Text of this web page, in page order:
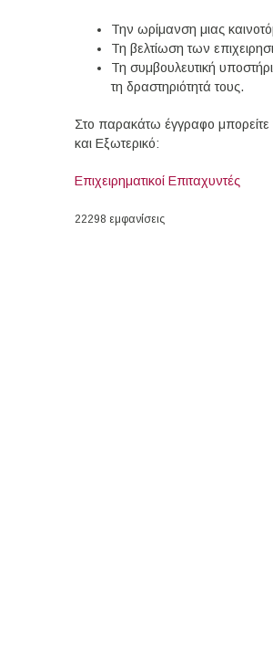
Την ωρίμανση μιας
Τη βελτίωση των
Τη συμβουλευτική
τη δραστηριότητά τους.
Στο παρακάτω έγγραφο μπορείτε
και Εξωτερικό:
Επιχειρηματικοί Επιταχυντές
22298 εμφανίσεις